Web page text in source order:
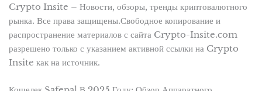
Crypto Insite – Новости, обзоры, тренды криптовалютного
рынка. Все права защищены.Свободное копирование и
распространение материалов с сайта Crypto-Insite.com
разрешено только с указанием активной ссылки на Crypto
Insite как на источник.